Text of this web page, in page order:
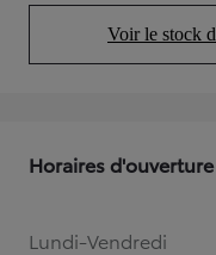
Voir le stock
Horaires d'ouverture
Lundi-Vendredi